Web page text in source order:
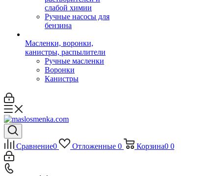
слабой химии
Ручные насосы для
бензина
Масленки, воронки,
канистры, распылители
Ручные масленки
Воронки
Канистры
Сравнение0 Отложенные 0 Корзина0 0